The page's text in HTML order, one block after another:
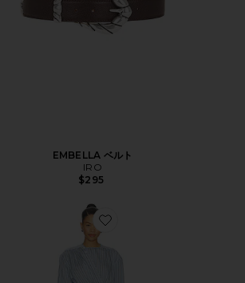
EMBELLA ベルト
IRO
$295
Favorite UTENIA ドレス